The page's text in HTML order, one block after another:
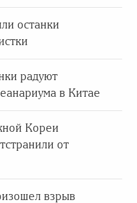
останки
радуют
в Китае
Кореи
от
взрыв